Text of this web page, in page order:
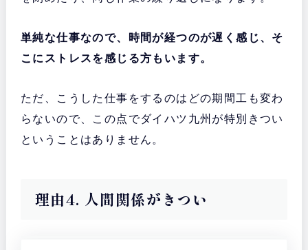
単純な仕事なので、時間が経つのが遅く感じ、そ
こにストレスを感じる方もいます。
ただ、こうした仕事をするのはどの期間工も変わ
らないので、この点でダイハツ九州が特別きつい
ということはありません。
理由4. 人間関係がきつい